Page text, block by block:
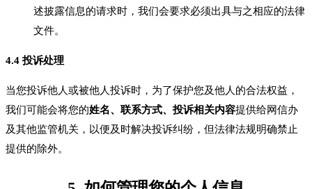
述披露信息的请求时，我们会要求必须出具与之相应的法律
文件。
4.4 投诉处理
当您投诉他人或被他人投诉时，为了保护您及他人的合法权益，
我们可能会将您的姓名、联系方式、投诉相关内容提供给网信办
及其他监管机关，以便及时解决投诉纠纷，但法律法规明确禁止
提供的除外。